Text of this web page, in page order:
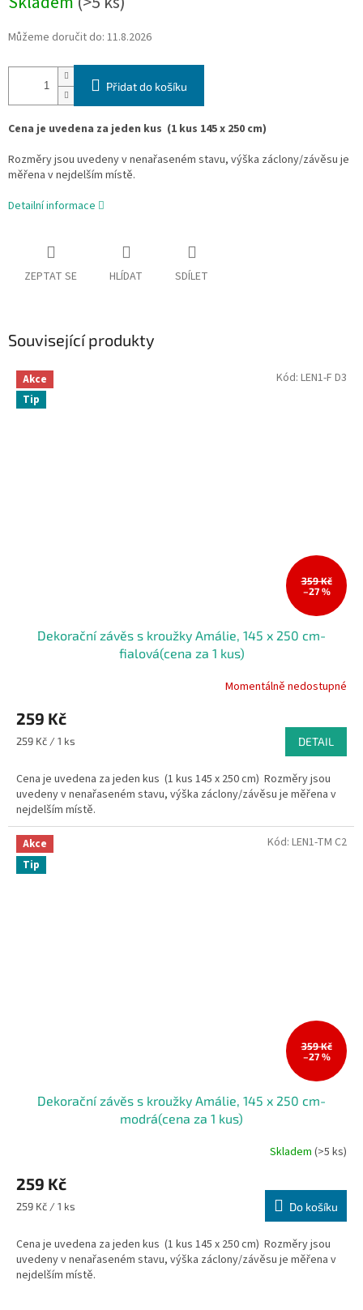
Můžeme doručit do: 11.8.2026
Přidat do košíku
Cena je uvedena za jeden kus (1 kus 145 x 250 cm)
Rozměry jsou uvedeny v nenařaseném stavu, výška záclony/závěsu je
měřena v nejdelším místě.
Detailní informace
ZEPTAT SE HLÍDAT SDÍLET
Související produkty
Akce
Tip
359 Kč
–27 %
Dekorační závěs s kroužky Amálie, 145 x 250 cm-
fialová(cena za 1 kus)
Momentálně nedostupné
259 Kč
Měrná
259 Kč / 1 ks DETAIL
Cena je uvedena za jeden kus (1 kus 145 x 250 cm) Rozměry jsou
uvedeny v nenařaseném stavu, výška záclony/závěsu je měřena v
nejdelším místě.
Kód: LEN1-F D3
Akce
Tip
359 Kč
–27 %
Dekorační závěs s kroužky Amálie, 145 x 250 cm-
modrá(cena za 1 kus)
Skladem (>5 ks)
259 Kč
Měrná
259 Kč / 1 ks Do košíku
Cena je uvedena za jeden kus (1 kus 145 x 250 cm) Rozměry jsou
uvedeny v nenařaseném stavu, výška záclony/závěsu je měřena v
nejdelším místě.
Kód: LEN1-TM C2